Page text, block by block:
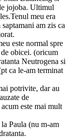
jojoba. Ultimul
meu era
am zis ca
este normal spre
de obicei. (oricum
Neutrogena si
ca le-am terminat
potrivite, dar au
de
este mai mult
Paula (nu m-am